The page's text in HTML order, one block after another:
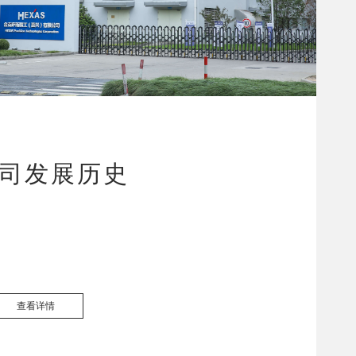
发展历史
查看详情